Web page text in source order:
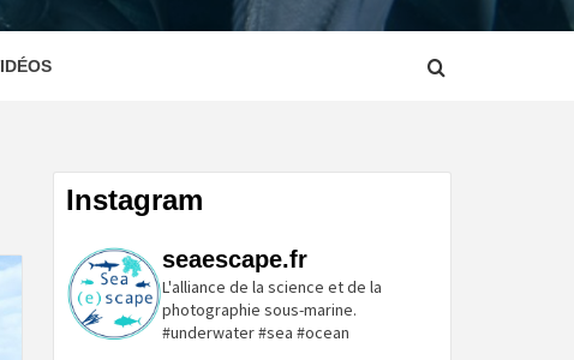
Instagram
seaescape.fr
L'alliance de la science et de la
photographie sous-marine.
#underwater #sea #ocean